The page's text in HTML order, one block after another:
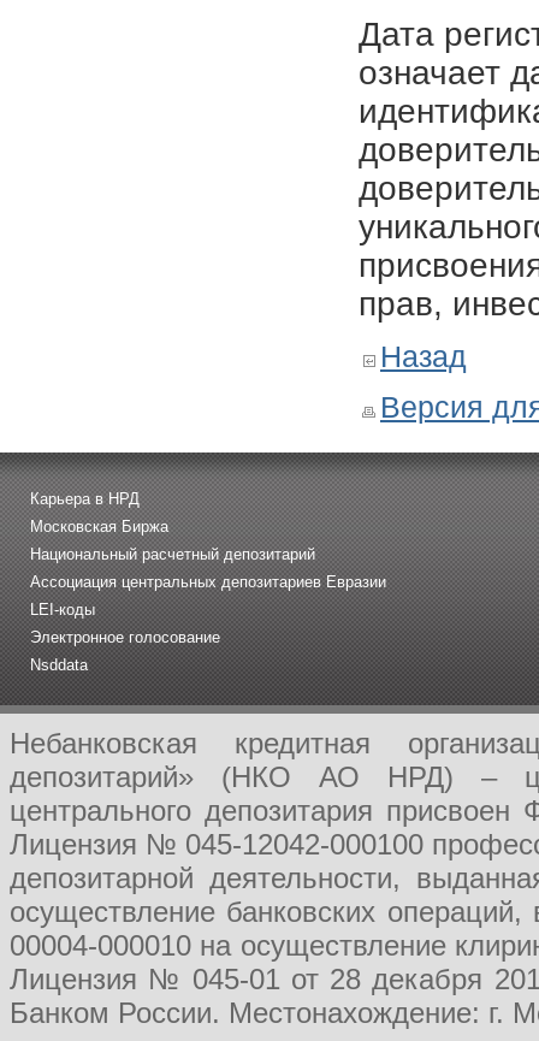
Дата
означает
прав,
Назад
Версия
Карьера в НРД
Московская Биржа
Национальный расчетный депозитарий
Ассоциация центральных депозитариев Евразии
LEI-коды
Электронное голосование
Nsddata
Небанковская кредитная
депозитарий» (НКО АО НРД) –
центрального депозитария
Лицензия № 045-12042-000100
депозитарной деятельности,
осуществление банковских
00004-000010 на осуществление
Лицензия № 045-01 от 28 декабря
Банком России. Местонахождение: г.